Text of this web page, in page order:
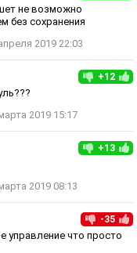
не возможно
без сохранения
2019 22:03
+12
2019 15:17
+13
2019 08:13
-35
управление что просто